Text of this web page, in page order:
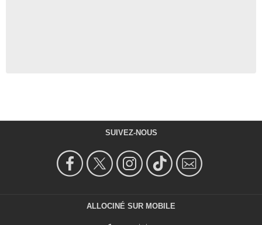
SUIVEZ-NOUS
ALLOCINÉ SUR MOBILE